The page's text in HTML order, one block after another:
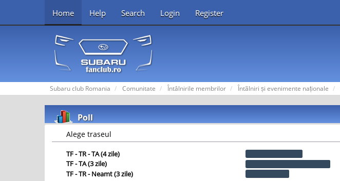
Home Help Search Login Register
Subaru club Romania Comunitate Întâlnirile membrilor Întãlniri și evenimente naționale
Poll
Alege traseul
TF - TR - TA (4 zile)
TF - TA (3 zile)
TF - TR - Neamt (3 zile)